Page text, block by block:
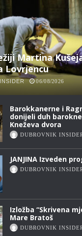
Martina
Lovrjencu
06/08/2026
Barokkanerne i
donijeli duh
Kneževa dvora
DUBROVNIK
JANJINA Izveden
DUBROVNIK
Izložba “Skrivena
Mare Bratoš
DUBROVNIK